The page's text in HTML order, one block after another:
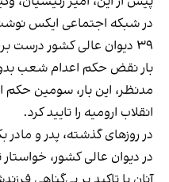
۳۹ دیوان عالی کشور
بار نقض حکم اعدام شعب
مدنظر، این بار، سومین حکم
انقلاب ارومیه را تایید کرد.
در روزهای گذشته، پدر و مادر
در دیوان عالی کشور،